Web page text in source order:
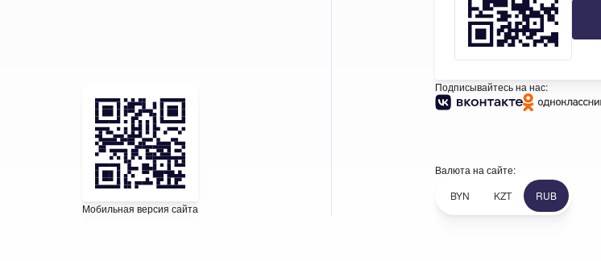
Мобильная версия сайта
Подписывайтесь на нас:
Валюта на сайте:
BYN
KZT RUB